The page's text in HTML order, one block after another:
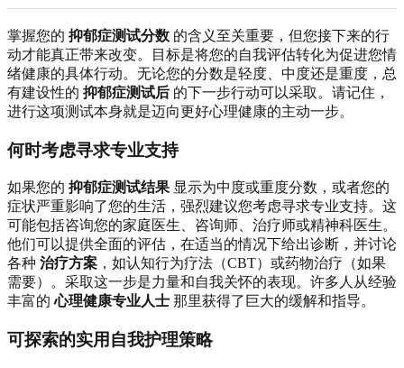
掌握您的 抑郁症测试分数 的含义至关重要，但您接下来的行
动才能真正带来改变。目标是将您的自我评估转化为促进您情
绪健康的具体行动。无论您的分数是轻度、中度还是重度，总
有建设性的 抑郁症测试后 的下一步行动可以采取。请记住，
进行这项测试本身就是迈向更好心理健康的主动一步。
何时考虑寻求专业支持
如果您的 抑郁症测试结果 显示为中度或重度分数，或者您的
症状严重影响了您的生活，强烈建议您考虑寻求专业支持。这
可能包括咨询您的家庭医生、咨询师、治疗师或精神科医生。
他们可以提供全面的评估，在适当的情况下给出诊断，并讨论
各种 治疗方案 ，如认知行为疗法（CBT）或药物治疗（如果
需要）。采取这一步是力量和自我关怀的表现。许多人从经验
丰富的心理健康专业人士 那里获得了巨大的缓解和指导。
可探索的实用自我护理策略